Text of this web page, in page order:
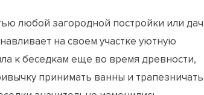
любой загородной постройки или
на своем участке уютную
к беседкам еще во время древности,
принимать ванны и трапезничать